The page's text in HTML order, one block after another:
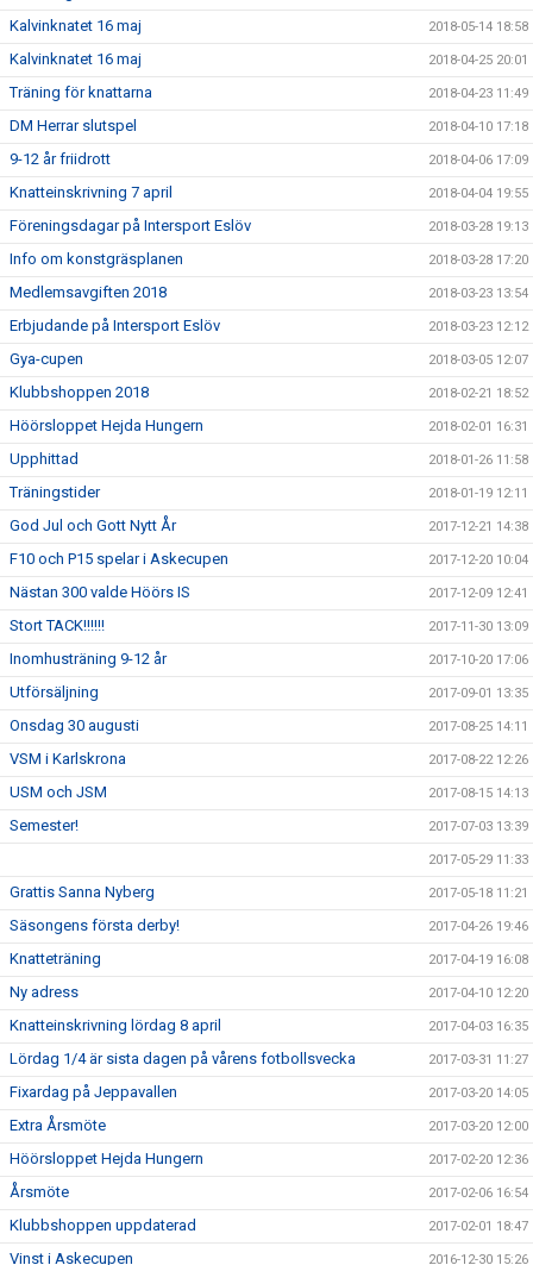
Kalvinknatet 16 maj 2018-05-14 18:58
Kalvinknatet 16 maj 2018-04-25 20:01
Träning för knattarna 2018-04-23 11:49
DM Herrar slutspel 2018-04-10 17:18
9-12 år friidrott 2018-04-06 17:09
Knatteinskrivning 7 april 2018-04-04 19:55
Föreningsdagar på Intersport Eslöv 2018-03-28 19:13
Info om konstgräsplanen 2018-03-28 17:20
Medlemsavgiften 2018 2018-03-23 13:54
Erbjudande på Intersport Eslöv 2018-03-23 12:12
Gya-cupen 2018-03-05 12:07
Klubbshoppen 2018 2018-02-21 18:52
Höörsloppet Hejda Hungern 2018-02-01 16:31
Upphittad 2018-01-26 11:58
Träningstider 2018-01-19 12:11
God Jul och Gott Nytt År 2017-12-21 14:38
F10 och P15 spelar i Askecupen 2017-12-20 10:04
Nästan 300 valde Höörs IS 2017-12-09 12:41
Stort TACK!!!!!! 2017-11-30 13:09
Inomhusträning 9-12 år 2017-10-20 17:06
Utförsäljning 2017-09-01 13:35
Onsdag 30 augusti 2017-08-25 14:11
VSM i Karlskrona 2017-08-22 12:26
USM och JSM 2017-08-15 14:13
Semester! 2017-07-03 13:39
2017-05-29 11:33
Grattis Sanna Nyberg 2017-05-18 11:21
Säsongens första derby! 2017-04-26 19:46
Knatteträning 2017-04-19 16:08
Ny adress 2017-04-10 12:20
Knatteinskrivning lördag 8 april 2017-04-03 16:35
Lördag 1/4 är sista dagen på vårens fotbollsvecka 2017-03-31 11:27
Fixardag på Jeppavallen 2017-03-20 14:05
Extra Årsmöte 2017-03-20 12:00
Höörsloppet Hejda Hungern 2017-02-20 12:36
Årsmöte 2017-02-06 16:54
Klubbshoppen uppdaterad 2017-02-01 18:47
Vinst i Askecupen 2016-12-30 15:26